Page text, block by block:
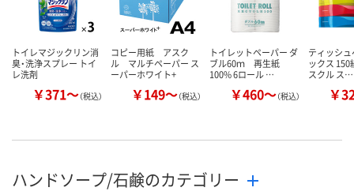
カゴへ カゴへ カ
トイレマジックリン消
臭・洗浄スプレー トイ
レ洗剤
￥371～（税込）
コピー用紙 アスク
ル マルチペーパー ス
ーパーホワイト+
￥149～（税込）
トイレットペーパー ダ
ブル60ｍ 再生紙
100% 6ロール …
￥460～（税込）
ティッシ
ックス 150
スクル ス…
￥
ハンドソープ/石鹸のカテゴリー